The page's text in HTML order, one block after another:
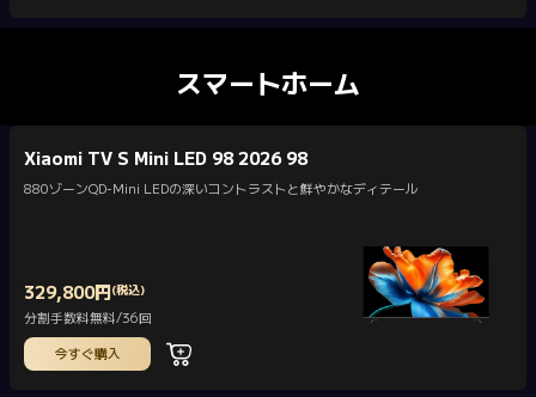
スマートホーム
Xiaomi TV S Mini LED 98 2026 98
880ゾーンQD-Mini LEDの深いコントラストと鮮やかなディテール
329,800円 (税込)
Current Price 円329800
分割手数料無料/36回
今すぐ購入